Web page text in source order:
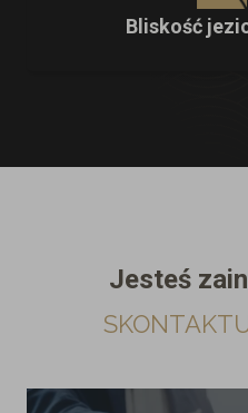
Bliskość
Jesteś